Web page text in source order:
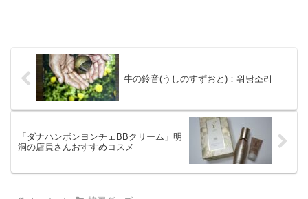
牛の鈴音(うしのすずおと)：워낭소리
「ダナハンボンヨンチェBBクリーム」明
洞の店員さんおすすめコスメ